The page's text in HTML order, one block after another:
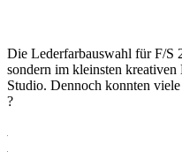
Die Lederfarbauswahl für F/S
sondern im kleinsten
Studio. Dennoch konnten
?